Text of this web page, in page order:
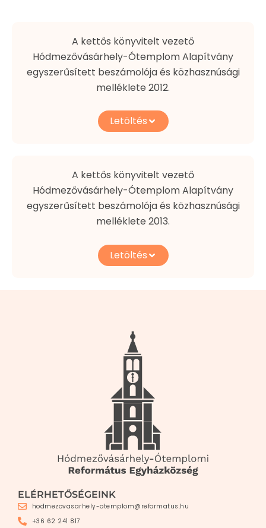
A kettős könyvitelt vezető
Hódmezővásárhely-Ótemplom Alapítvány
egyszerűsített beszámolója és közhasznúsági
melléklete 2012.
Letöltés
A kettős könyvitelt vezető
Hódmezővásárhely-Ótemplom Alapítvány
egyszerűsített beszámolója és közhasznúsági
melléklete 2013.
Letöltés
ELÉRHETŐSÉGEINK
hodmezovasarhely-otemplom@reformatus.hu
+36 62 241 817